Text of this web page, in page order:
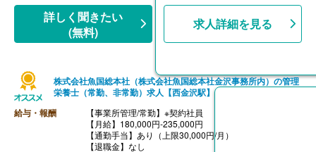
詳しく聞きたい
(無料)
求人詳細を見る
株式会社魚国総本社（株式会社魚国総本社金沢事務所内）の管理
栄養士（常勤、非常勤）求人【西金沢駅】
給与・報酬
【事業所管理/常勤】※契約社員
【月給】180,000円-235,000円
【通勤手当】あり（上限30,000円/月）
【退職金】なし